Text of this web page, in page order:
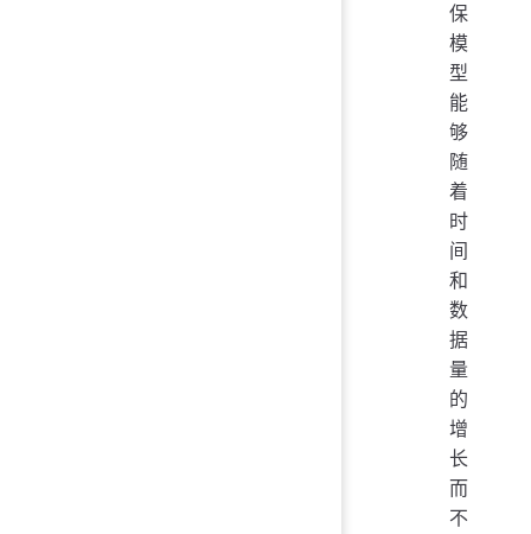
保
模
型
能
够
随
着
时
间
和
数
据
量
的
增
长
而
不